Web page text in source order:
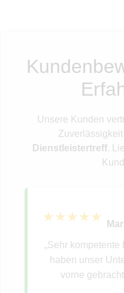
Unsere Kunden
Dienstleistertreff.
★★★★★
„Sehr
haben unser
vorne